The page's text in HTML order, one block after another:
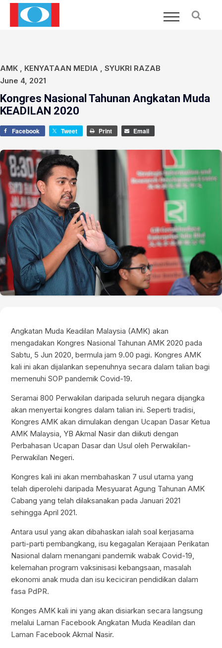
AMK , KENYATAAN MEDIA , SYUKRI RAZAB
June 4, 2021
Kongres Nasional Tahunan Angkatan Muda
KEADILAN 2020
Facebook Tweet Print Email
Angkatan Muda Keadilan Malaysia (AMK) akan
mengadakan Kongres Nasional Tahunan AMK 2020 pada
Sabtu, 5 Jun 2020, bermula jam 9.00 pagi. Kongres AMK
kali ini akan dijalankan sepenuhnya secara dalam talian bagi
memenuhi SOP pandemik Covid-19.
Seramai 800 Perwakilan daripada seluruh negara dijangka
akan menyertai kongres dalam talian ini. Seperti tradisi,
Kongres AMK akan dimulakan dengan Ucapan Dasar Ketua
AMK Malaysia, YB Akmal Nasir dan diikuti dengan
Perbahasan Ucapan Dasar dan Usul oleh Perwakilan-
Perwakilan Negeri.
Kongres kali ini akan membahaskan 7 usul utama yang
telah diperolehi daripada Mesyuarat Agung Tahunan AMK
Cabang yang telah dilaksanakan pada Januari 2021
sehingga April 2021.
Antara usul yang akan dibahaskan ialah soal kerjasama
parti-parti pembangkang, isu kegagalan Kerajaan Perikatan
Nasional dalam menangani pandemik wabak Covid-19,
kelemahan program vaksinisasi kebangsaan, masalah
ekonomi anak muda dan isu keciciran pendidikan dalam
fasa PdPR.
Konges AMK kali ini yang akan disiarkan secara langsung
melalui Laman Facebook Angkatan Muda Keadilan dan
Laman Facebook Akmal Nasir.